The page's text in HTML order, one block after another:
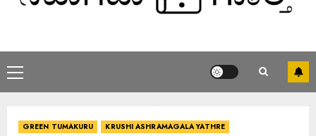
GREEN TUMAKURU KRUSHI ASHRAMAGALA YATHRE